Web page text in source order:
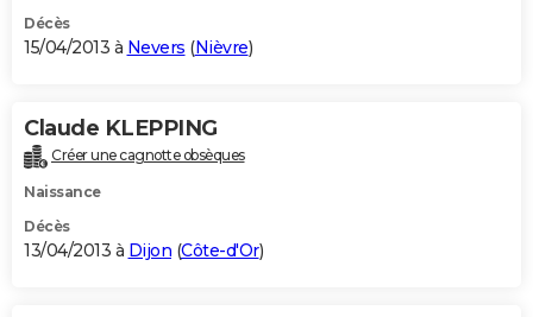
Décès
15/04/2013 à Nevers (Nièvre)
Claude KLEPPING
Créer une cagnotte obsèques
Naissance
Décès
13/04/2013 à Dijon (Côte-d'Or)